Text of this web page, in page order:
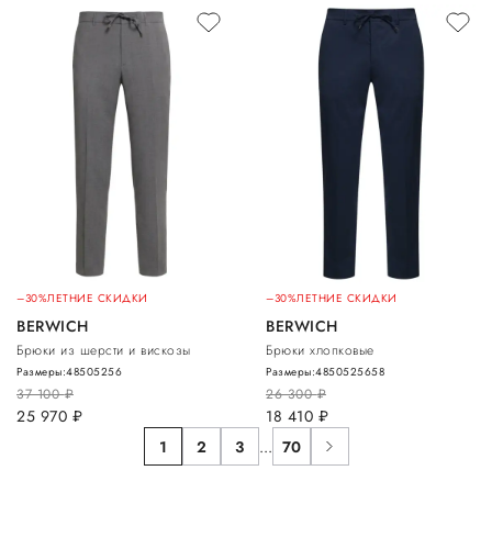
–30%ЛЕТНИЕ СКИДКИ
BERWICH
Брюки из шерсти и вискозы
37 100руб.
25 970 руб.
Размеры:48505256
–30%ЛЕТНИЕ СКИДКИ
BERWICH
Брюки хлопковые
26 300руб.
18 410 руб.
Размеры:4850525658
1 2 3 ... 70